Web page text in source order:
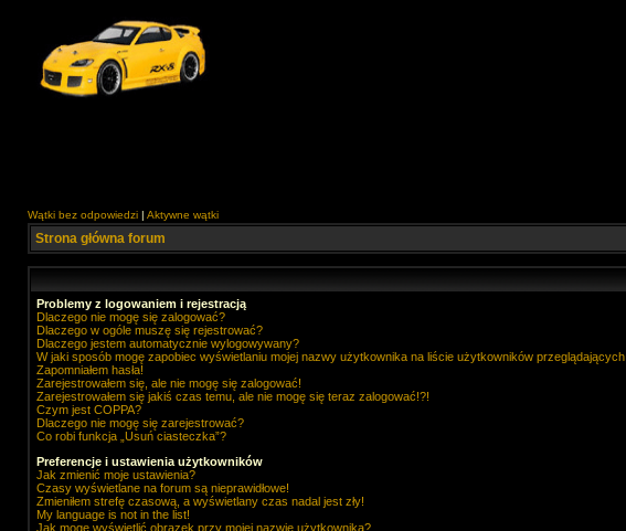
Wątki bez odpowiedzi | Aktywne wątki
Strona główna forum
Problemy z logowaniem i rejestracją
Dlaczego nie mogę się zalogować?
Dlaczego w ogóle muszę się rejestrować?
Dlaczego jestem automatycznie wylogowywany?
W jaki sposób mogę zapobiec wyświetlaniu mojej nazwy użytkownika na liście użytkowników
Zapomniałem hasła!
Zarejestrowałem się, ale nie mogę się zalogować!
Zarejestrowałem się jakiś czas temu, ale nie mogę się teraz zalogować!?!
Czym jest COPPA?
Dlaczego nie mogę się zarejestrować?
Co robi funkcja „Usuń ciasteczka”?
Preferencje i ustawienia użytkowników
Jak zmienić moje ustawienia?
Czasy wyświetlane na forum są nieprawidłowe!
Zmieniłem strefę czasową, a wyświetlany czas nadal jest zły!
My language is not in the list!
Jak mogę wyświetlić obrazek przy mojej nazwie użytkownika?